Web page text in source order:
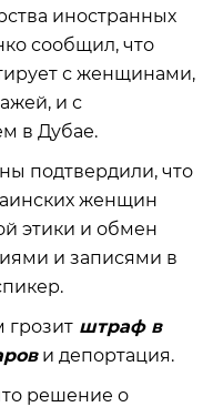
иностранных
сообщил, что
с женщинами,
и с
в Дубае.
подтвердили, что
женщин
этики и обмен
и записями в
грозит штраф в
и депортация.
решение о